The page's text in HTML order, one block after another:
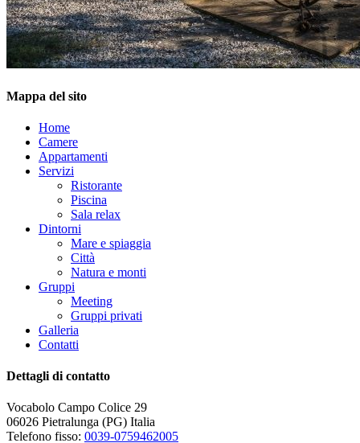
Mappa del sito
Home
Camere
Appartamenti
Servizi
Ristorante
Piscina
Sala relax
Dintorni
Mare e spiaggia
Città
Natura e monti
Gruppi
Meeting
Gruppi privati
Galleria
Contatti
Dettagli di contatto
Vocabolo Campo Colice 29
06026 Pietralunga (PG) Italia
Telefono fisso: 0039-0759462005